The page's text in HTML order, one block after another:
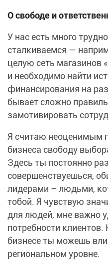
О свободе и
У нас есть много
сталкиваемся —
целую сеть магазинов
и необходимо найти
финансирования на
бывает сложно
замотивировать
Я считаю неоценимым
бизнеса свободу
Здесь ты постоянно
совершенствуешься,
лидерами – людьми,
тобой. Я чувствую
для людей, мне важно
потребности
бизнесе ты можешь
региональном уровне.